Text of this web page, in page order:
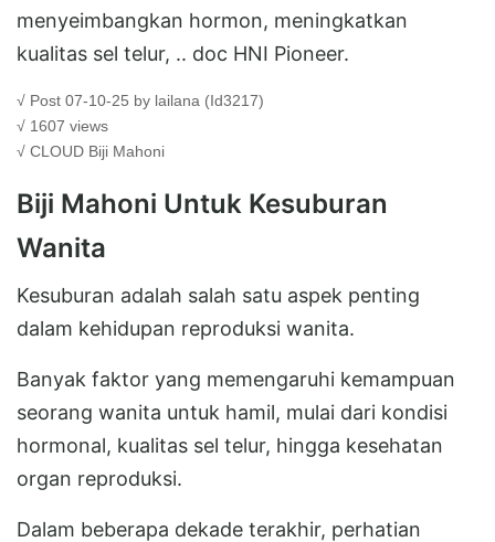
menyeimbangkan hormon, meningkatkan
kualitas sel telur, .. doc HNI Pioneer.
√ Post 07-10-25 by lailana (Id3217)
√ 1607 views
√ CLOUD Biji Mahoni
Biji Mahoni Untuk Kesuburan
Wanita
Kesuburan adalah salah satu aspek penting
dalam kehidupan reproduksi wanita.
Banyak faktor yang memengaruhi kemampuan
seorang wanita untuk hamil, mulai dari kondisi
hormonal, kualitas sel telur, hingga kesehatan
organ reproduksi.
Dalam beberapa dekade terakhir, perhatian